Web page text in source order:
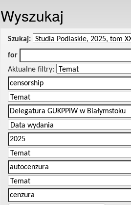
Wyszukaj
Szukaj:
for
Aktualne filtry: